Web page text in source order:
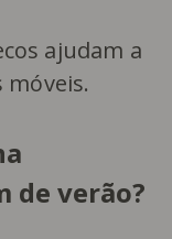
ajudam a
de verão?